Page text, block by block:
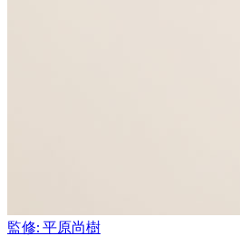
監修: 平原尚樹